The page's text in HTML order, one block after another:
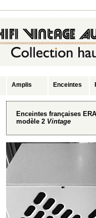
Amplis Enceintes
Enceintes françaises ERA
modèle 2 Vintage